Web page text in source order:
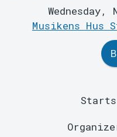
Wednesday,
Musikens Hus
Starts